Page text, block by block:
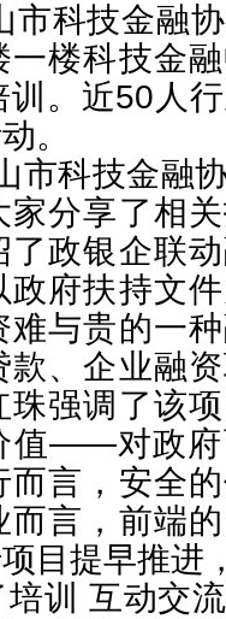
市科技金融
楼科技金
。近50人
。
市科技金融
家分享了相
了政银企联
府扶持文
与贵的一
、企业融
强调了该
值——对政府
而言，安全
言，前端
目提早推进
训 互动交